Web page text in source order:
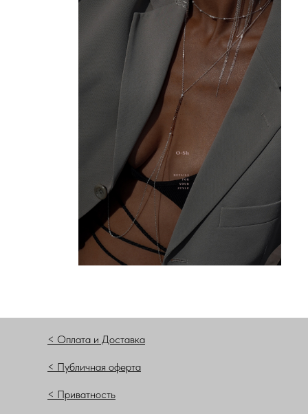
< Оплата и Доставка
< Публичная оферта
< Приватность